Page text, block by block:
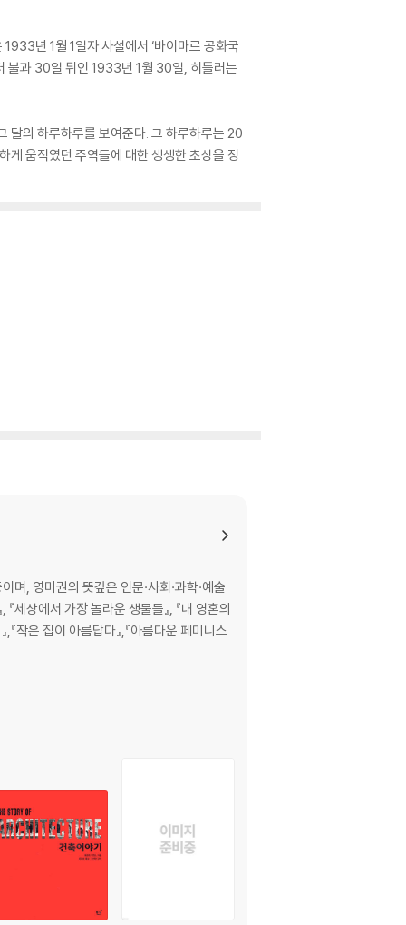
년 1월 1일자 사설에서 ‘바이마르 공화국
불과 30일 뒤인 1933년 1월 30일, 히틀러는
달의 하루하루를 보여준다. 그 하루하루는 20
게 움직였던 주역들에 대한 생생한 초상을 정
며, 영미권의 뜻깊은 인문·사회·과학·예술
『작은 집이 아름답다』,『아름다운 페미니스